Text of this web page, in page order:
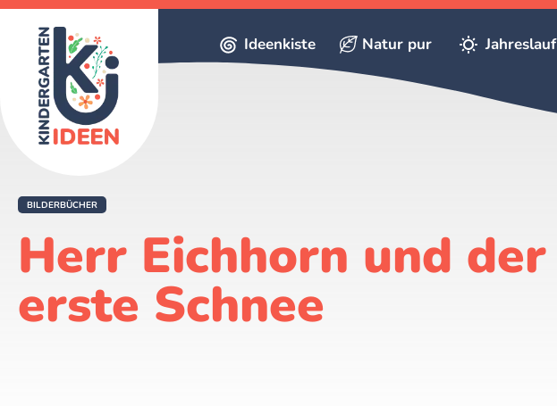
Ideenkiste Natur pur Jahreslauf
BILDERBÜCHER
Herr Eichhorn und der
erste Schnee